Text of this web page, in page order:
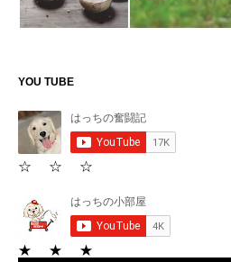
YOU TUBE
☆ ☆ ☆
★ ★ ★